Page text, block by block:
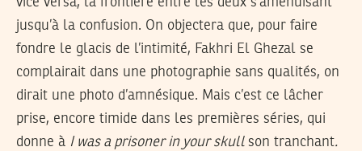
jusqu’à la confusion. On objectera que, pour faire
fondre le glacis de l’intimité, Fakhri El Ghezal se
complairait dans une photographie sans qualités, on
dirait une photo d’amnésique. Mais c’est ce lâcher
prise, encore timide dans les premières séries, qui
donne à I was a prisoner in your skull son tranchant.